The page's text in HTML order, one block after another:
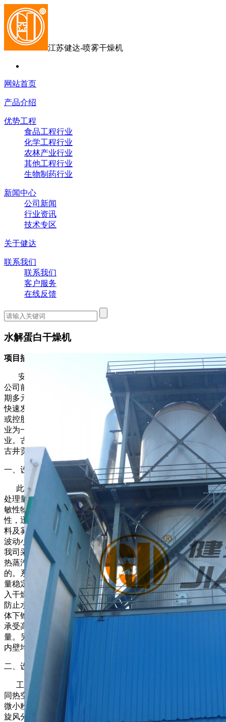
江苏健达-喷雾干燥机
网站首页
产品介绍
优势工程
食品工程行业
化学工程行业
农林产业行业
其他工程行业
生物制药行业
新闻中心
公司新闻
行业资讯
技术专区
关于健达
联系我们
联系我们
客户服务
在线反馈
水解蛋白干燥机
项目描述：
安徽古井集团有限责任公司，总部坐落于安徽省亳州市。
公司前身为1959年建厂的亳县古井酒厂。1992年，为适应新时
期多元化发展的需要，古井集团应运组建成立。经过十几年的
快速发展，现已发展成为拥有员工一万余名，十几家直接投资
或控股的子公司，集酒业、酒店业、房地产业、类金融业等产
业为一体，跨地区、跨行业、多元化发展的国家大型一档企
业。古井贡集团亦是中国老八大名酒企业之一，其旗下生产的
古井贡酒拥有悠久的历史，有酒中牡丹之称。
一、设备概述
此次购买的设备用由新开发产品水解蛋白液的干燥，要求
处理量达2200Kg/h，干粉产量达700 Kg/h，因水解蛋白粉为热
敏性物料，温度不能超过50度，我司技术团队针对其物料特
性，迅速作出的反应，改变以往普通压力喷雾的设计方案，供
料及雾化方面，我司采用高压柱塞泵，它具有运行可靠，压力
波动小的特点，特别适用于压力喷雾干燥系统工况。蒸汽系统
我司采用特殊的制作工艺，细分为三个换热过程，充分利用过
热蒸汽的特点，达到既节能，双能保证较高的出风温度的目
的。系统进风温度通过智能控制器实现自动恒温，保证产品质
量稳定。干燥阶段，我司采用雾化的液滴与热风同时从塔顶进
入干燥塔，将水蒸汽与系统空气充分混合，控制其露点温度，
防止水蒸汽在系统内部结露成水珠。为减少塔内挂粉情况，塔
体下锥体采用镜面板制作，并安装空气振打器。由于物料不能
承受高温，下锥体采用冷却结构，防止干粉在高温下影响质
量。另外为便于清洗，塔体设三层清洗门，并设有照明系统，
内壁均抛光处理。
二、设备原理
工作时物料液通过隔膜泵高压输入，喷出雾状液滴，然后
同热空气并流下降，大部分粉粒由塔底排料口收集，废气及其
微小粉末经旋风分离器分离，废气由抽风机排出，粉末由设在
旋风分离器下端的授粉筒收集，风机出口还可装备二级除尘装